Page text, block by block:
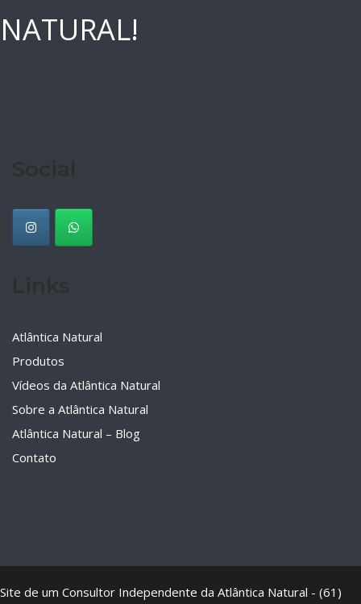
NATURAL!
Atlântica Natural
Produtos
Vídeos da Atlântica Natural
Sobre a Atlântica Natural
Atlântica Natural – Blog
Contato
Site de um Consultor Independente da Atlântica Natural - (61)